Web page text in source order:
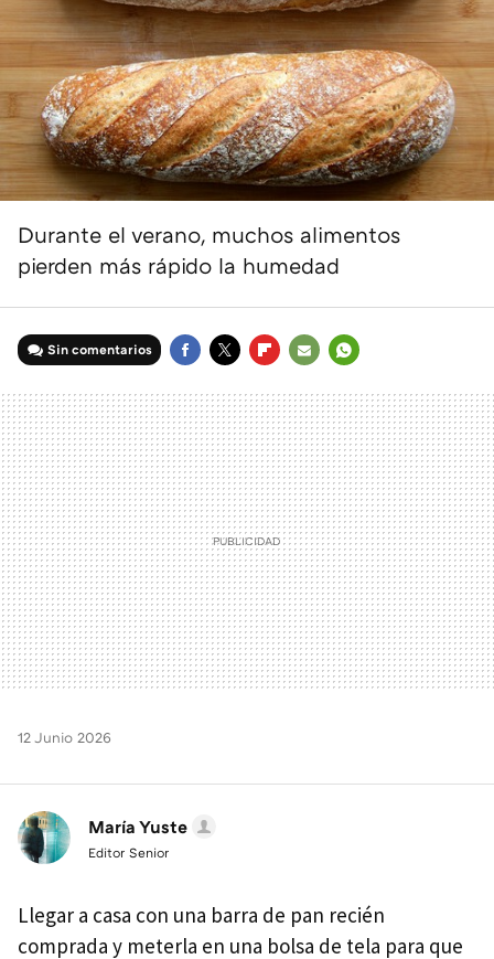
Durante el verano, muchos alimentos
pierden más rápido la humedad
Sin comentarios
MAIL
12 Junio 2026
María Yuste
Editor Senior
Llegar a casa con una barra de pan recién
comprada y meterla en una bolsa de tela para que